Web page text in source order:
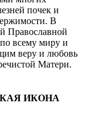
почек и
В
Православной
всему миру и
веру и любовь
Матери.
ИКОНА